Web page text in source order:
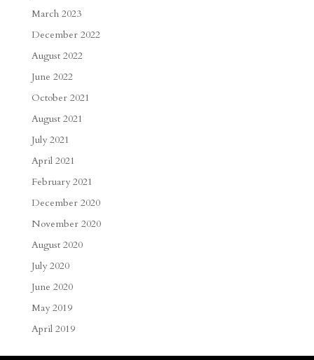
March 2023
December 2022
August 2022
June 2022
October 2021
August 2021
July 2021
April 2021
February 2021
December 2020
November 2020
August 2020
July 2020
June 2020
May 2019
April 2019